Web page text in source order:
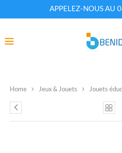
APPELEZ-NOUS AU
Home Jeux & Jouets Jouets